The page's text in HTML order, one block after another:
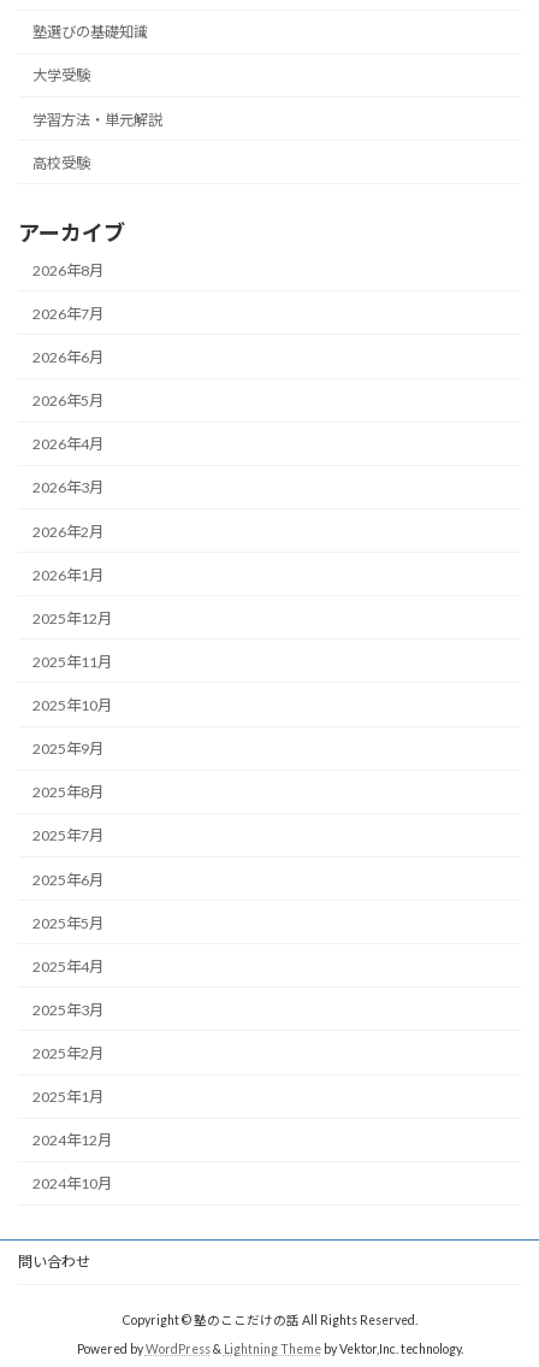
塾選びの基礎知識
大学受験
学習方法・単元解説
高校受験
アーカイブ
2026年8月
2026年7月
2026年6月
2026年5月
2026年4月
2026年3月
2026年2月
2026年1月
2025年12月
2025年11月
2025年10月
2025年9月
2025年8月
2025年7月
2025年6月
2025年5月
2025年4月
2025年3月
2025年2月
2025年1月
2024年12月
2024年10月
問い合わせ
Copyright © 塾のここだけの話 All Rights Reserved.
Powered byWordPress& Lightning Themeby Vektor,Inc. technology.